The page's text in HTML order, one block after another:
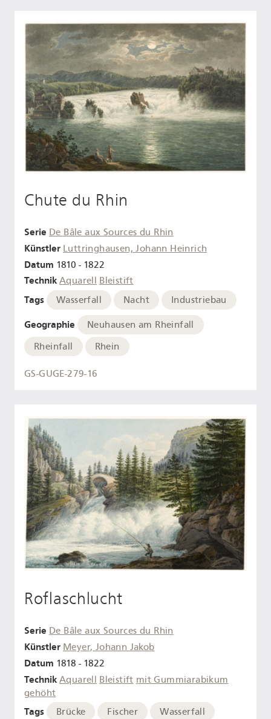
Chute du Rhin
Serie De Bâle aux Sources du Rhin
Künstler Luttringhausen, Johann Heinrich
Datum 1810 - 1822
Technik Aquarell Bleistift
Tags Wasserfall Nacht Industriebau
Geographie
Neuhausen am Rheinfall
Rheinfall
Rhein
GS-GUGE-279-16
Roflaschlucht
Serie De Bâle aux Sources du Rhin
Künstler Meyer, Johann Jakob
Datum 1818 - 1822
Technik Aquarell Bleistift mit Gummiarabikum
gehöht
Tags Brücke Fischer
Wasserfall